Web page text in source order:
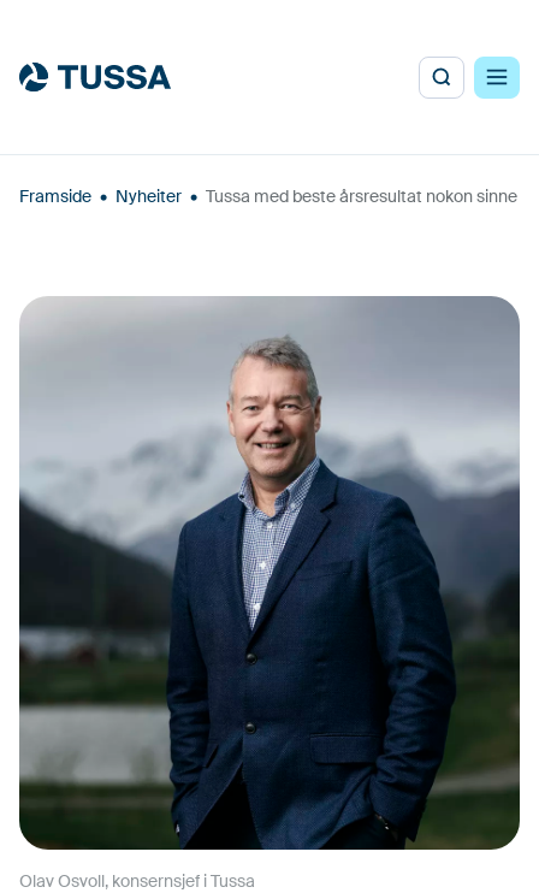
Framside • Nyheiter • Tussa med beste årsresultat nokon sinne
Olav Osvoll, konsernsjef i Tussa